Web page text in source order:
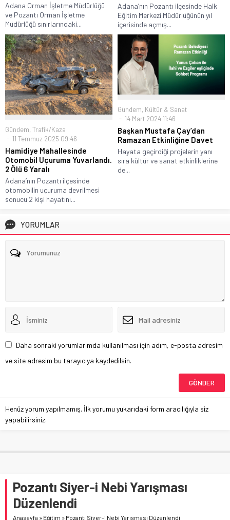
Adana Orman İşletme Müdürlüğü
ve Pozantı Orman İşletme
Müdürlüğü sınırlarındaki...
Adana’nın Pozantı ilçesinde Halk
Eğitim Merkezi Müdürlüğünün yıl
içerisinde açmış...
Gündem, Trafik/Kaza
11 Temmuz 2025 09:46
Hamidiye Mahallesinde
Otomobil Uçuruma Yuvarlandı.
2 Ölü 6 Yaralı
Adana’nın Pozantı ilçesinde
otomobilin uçuruma devrilmesi
sonucu 2 kişi hayatını...
Gündem, Kültür & Sanat
14 Mart 2024 11:46
Başkan Mustafa Çay’dan
Ramazan Etkinliğine Davet
Hayata geçirdiği projelerin yanı
sıra kültür ve sanat etkinliklerine
de...
YORUMLAR
Daha sonraki yorumlarımda kullanılması için adım, e-posta adresim
ve site adresim bu tarayıcıya kaydedilsin.
Henüz yorum yapılmamış. İlk yorumu yukarıdaki form aracılığıyla siz
yapabilirsiniz.
Pozantı Siyer-i Nebi Yarışması
Düzenlendi
Anasayfa » Eğitim » Pozantı Siyer-i Nebi Yarışması Düzenlendi